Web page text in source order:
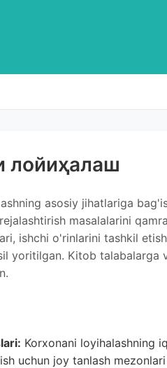
лойиҳалаш
asosiy jihatlariga
masalalarini
ishchi o'rinlarini tashkil
yoritilgan. Kitob talabalarga
Korxonani loyihalashning
uchun joy tanlash